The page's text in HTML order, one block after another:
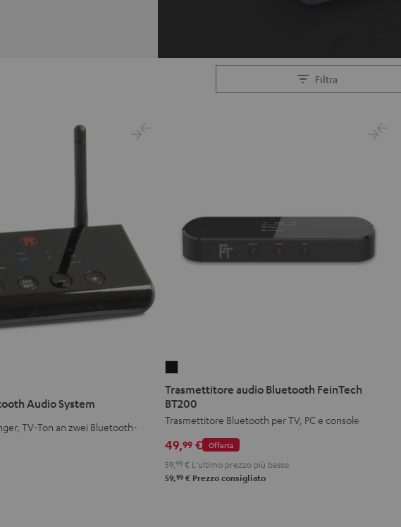
Filtra
Audio System
TV-Ton an zwei Bluetooth-
Bluetooth
FeinTech
BT200
Nero
Trasmettitore audio Bluetooth FeinTech
BT200
Trasmettitore Bluetooth per TV, PC e console
Offerta
49,99 €
59, 99 € L'ultimo prezzo più basso
59,99 € Prezzo consigliato